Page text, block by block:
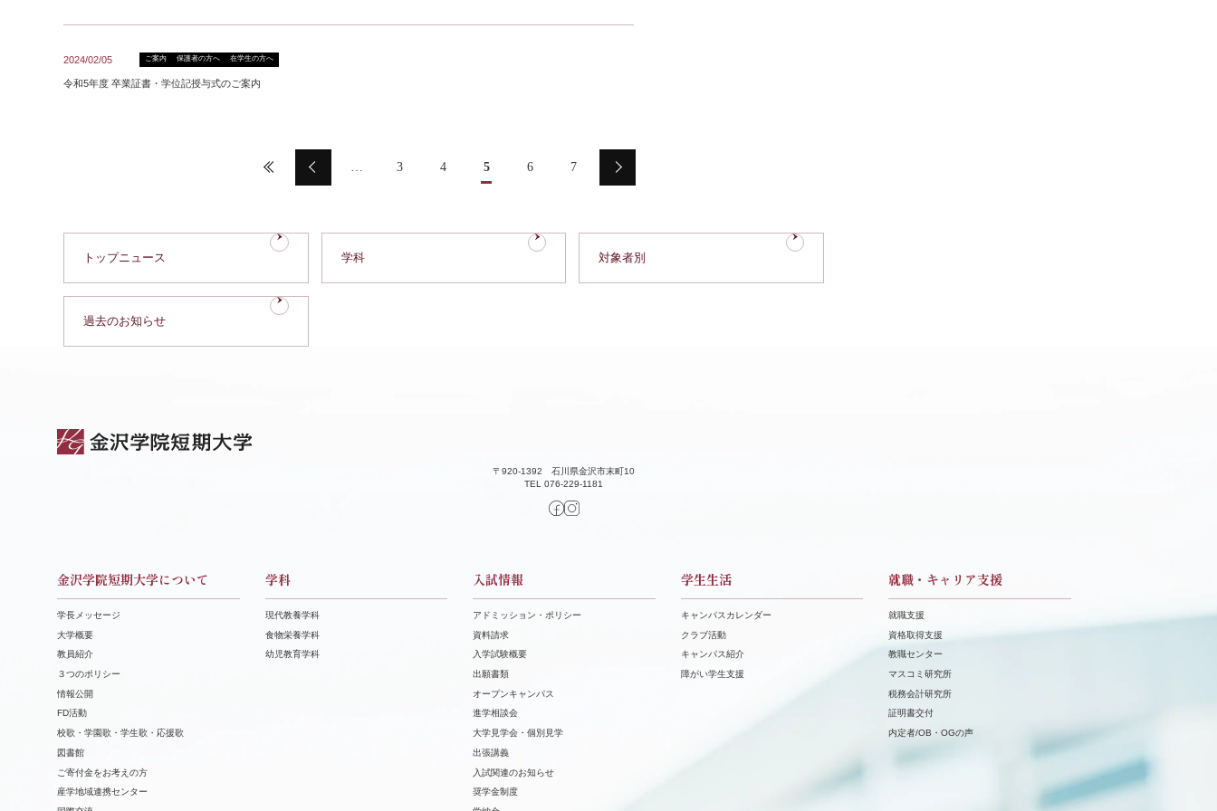
2024/02/05 ご案内 保護者の方へ 在学生の方へ
令和5年度 卒業証書・学位記授与式のご案内
… 3 4 5 6 7
トップニュース 学科 対象者別
過去のお知らせ
〒920-1392 石川県金沢市末町10
TEL 076-229-1181
金沢学院短期大学について
学長メッセージ
大学概要
教員紹介
３つのポリシー
情報公開
FD活動
校歌・学園歌・学生歌・応援歌
図書館
ご寄付金をお考えの方
産学地域連携センター
学科
現代教養学科
食物栄養学科
幼児教育学科
入試情報
アドミッション・ポリシー
資料請求
⼊学試験概要
出願書類
オープンキャンパス
進学相談会
⼤学⾒学会・個別⾒学
出張講義
⼊試関連のお知らせ
奨学⾦制度
学生生活
キャンパスカレンダー
クラブ活動
キャンパス紹介
障がい学⽣⽀援
就職・キャリア支援
就職支援
資格取得支援
教職センター
マスコミ研究所
税務会計研究所
証明書交付
内定者/OB・OGの声